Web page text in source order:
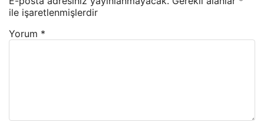
ile işaretlenmişlerdir
Yorum *